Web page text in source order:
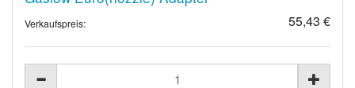
Verkaufspreis: 55,43 €